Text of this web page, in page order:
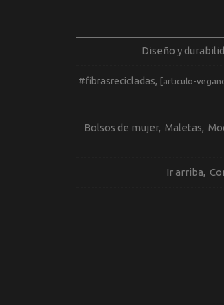
Diseño y
#fibrasrecicladas [articulo-
Bolsos de mujer Maletas
Ir arriba